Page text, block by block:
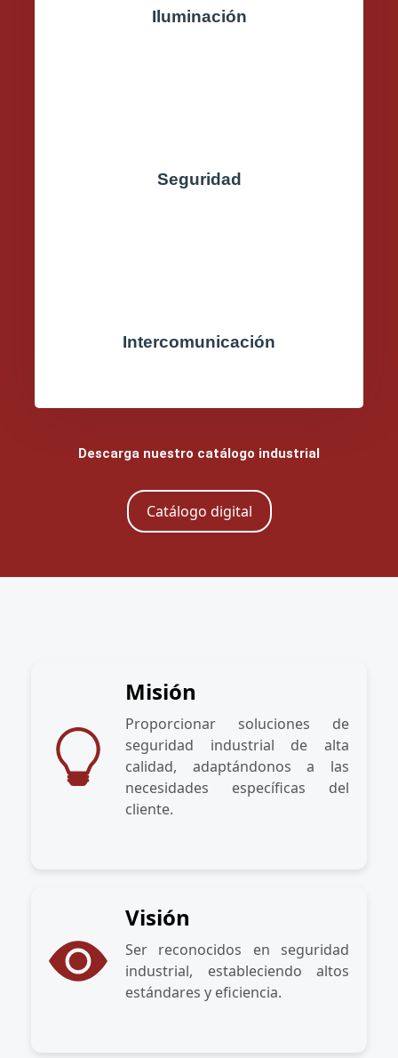
Iluminación
Seguridad
Intercomunicación
Descarga nuestro catálogo industrial
Catálogo digital
Misión
Proporcionar soluciones de
seguridad industrial de alta
calidad, adaptándonos a las
necesidades específicas del
cliente.
Visión
Ser reconocidos en seguridad
industrial, estableciendo altos
estándares y eficiencia.